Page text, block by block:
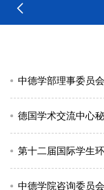
中德学部理事委员
德国学术交流中心
第十二届国际学生
中德学院咨询委员